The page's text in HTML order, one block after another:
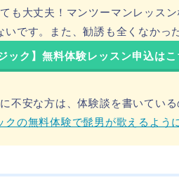
も大丈夫！マンツーマンレッス
いです。また、勧誘も全くなかっ
ック】無料体験レッスン申込はこ
不安な方は、体験談を書いてい
クの無料体験で髭男が歌えるよう